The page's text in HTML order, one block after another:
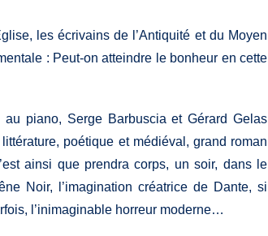
les écrivains de l’Antiquité et du Moyen
: Peut-on atteindre le bonheur en cette
piano, Serge Barbuscia et Gérard Gelas
poétique et médiéval, grand roman
ainsi que prendra corps, un soir, dans le
Noir, l’imagination créatrice de Dante, si
l’inimaginable horreur moderne…